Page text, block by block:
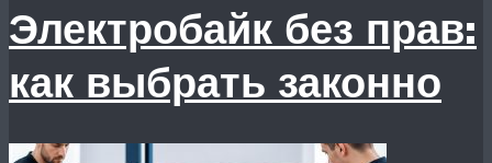
Электробайк без прав:
как выбрать законно